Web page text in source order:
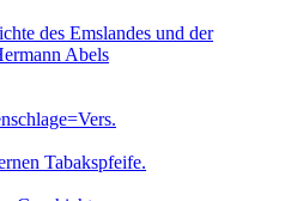
des Emslandes und der
Abels
Tabakspfeife.